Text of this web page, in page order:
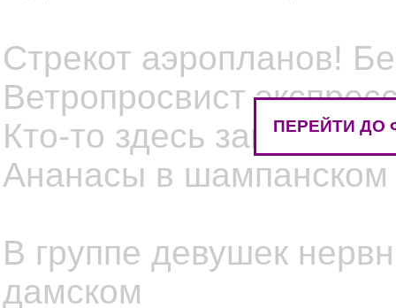
Стрекот аэропланов!
Ветропросвист
Кто-то здесь
Ананасы в шампанском
В группе девушек
дамском
ПЕРЕЙТИ ДО